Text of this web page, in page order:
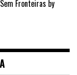
Fronteiras by